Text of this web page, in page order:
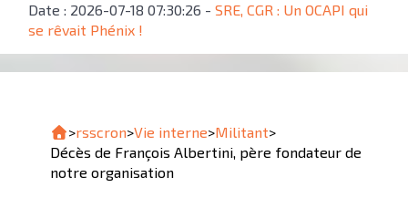
Date : 2026-07-18 07:30:26 - SRE, CGR : Un OCAPI qui
se rêvait Phénix !
>rsscron>Vie interne>Militant>
Décès de François Albertini, père fondateur de
notre organisation